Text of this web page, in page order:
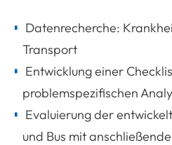
Datenrecherche:
Transport
Entwicklung einer
problemspezifischen
Evaluierung der
und Bus mit